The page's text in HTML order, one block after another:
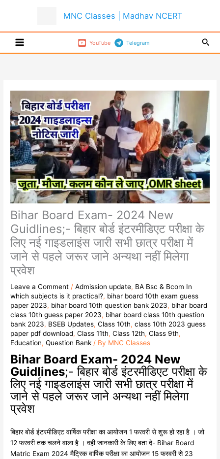
MNC Classes | Madhav NCERT
YouTube Telegram
Bihar Board Exam- 2024 New
Guidlines;- बिहार बोर्ड इंटरमीडिएट परीक्षा के
लिए नई गाइडलाइंस जारी सभी छात्र परीक्षा में
जाने से पहले जरूर जाने अन्यथा नहीं मिलेगा
प्रवेश
Leave a Comment /Admission update, BA Bsc & Bcom In
which subjects is it practical?, bihar board 10th exam guess
paper 2023, bihar board 10th question bank 2023, bihar board
class 10th guess paper 2023, bihar board class 10th question
bank 2023, BSEB Updates,Class 10th,class 10th 2023 guess
paper pdf download,Class 11th,Class 12th,Class 9th,
Education,Question Bank / By MNC Classes
Bihar Board Exam- 2024 New
Guidlines;- बिहार बोर्ड इंटरमीडिएट परीक्षा के
लिए नई गाइडलाइंस जारी सभी छात्र परीक्षा में
जाने से पहले जरूर जाने अन्यथा नहीं मिलेगा
प्रवेश
बिहार बोर्ड इंटरमीडिएट वार्षिक परीक्षा का आयोजन 1 फरवरी से शुरू हो रहा है । जो
12 फरवरी तक चलने वाला है । वही जानकारी के लिए बता दे- Bihar Board
Matric Exam 2024 मैट्रिक वार्षिक परीक्षा का आयोजन 15 फरवरी से 23